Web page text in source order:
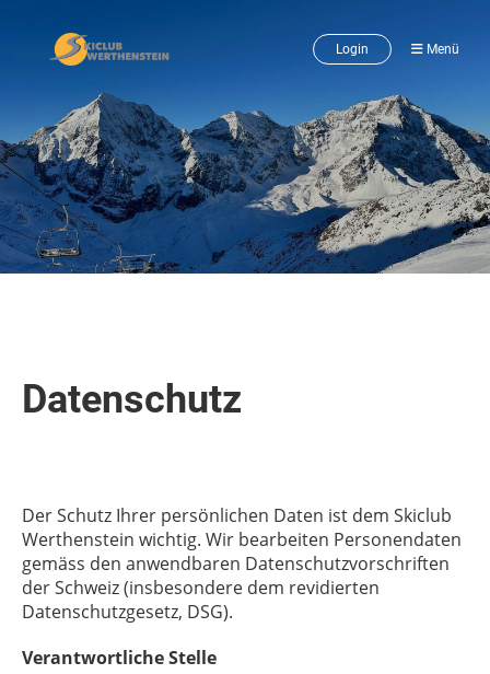
Login Menü
Datenschutz
Der Schutz Ihrer persönlichen Daten ist dem Skiclub
Werthenstein wichtig. Wir bearbeiten Personendaten
gemäss den anwendbaren Datenschutzvorschriften
der Schweiz (insbesondere dem revidierten
Datenschutzgesetz, DSG).
Verantwortliche Stelle